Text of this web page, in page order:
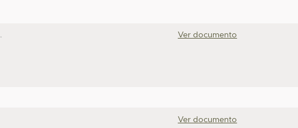
Ver documento
Ver documento